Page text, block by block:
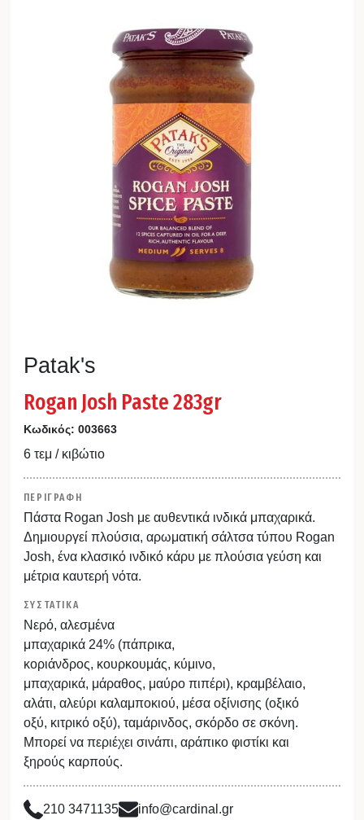
Patak's
Rogan Josh Paste 283gr
Κωδικός: 003663
6 τεμ / κιβώτιο
ΠΕΡΙΓΡΑΦΗ
Πάστα Rogan Josh με αυθεντικά ινδικά μπαχαρικά.
Δημιουργεί πλούσια, αρωματική σάλτσα τύπου Rogan
Josh, ένα κλασικό ινδικό κάρυ με πλούσια γεύση και
μέτρια καυτερή νότα.
ΣΥΣΤΑΤΙΚΑ
Νερό, αλεσμένα
μπαχαρικά 24% (πάπρικα,
κοριάνδρος, κουρκουμάς, κύμινο,
μπαχαρικά, μάραθος, μαύρο πιπέρι), κραμβέλαιο,
αλάτι, αλεύρι καλαμποκιού, μέσα οξίνισης (οξικό
οξύ, κιτρικό οξύ), ταμάρινδος, σκόρδο σε σκόνη.
Μπορεί να περιέχει σινάπι, αράπικο φιστίκι και
ξηρούς καρπούς.
210 3471135 info@cardinal.gr